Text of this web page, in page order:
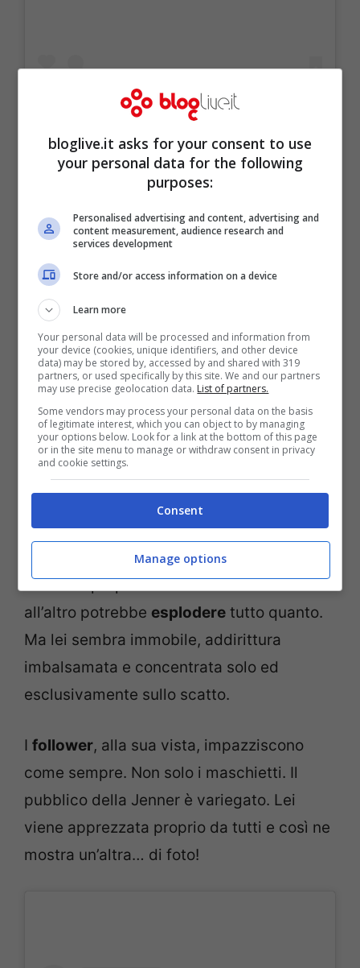
Un post condiviso da Kylie 🤍 (@kyliejenner)
Si getta in piscina, ma non si bagna i
capelli. Prima c’è sempre tempo per uno
scatto da regalare ai propri follower. Kylie
che praticamente non
contiene proprio nulla. Da un momento
all’altro potrebbe esplodere tutto quanto.
Ma lei sembra immobile, addirittura
imbalsamata e concentrata solo ed
esclusivamente sullo scatto.
I follower, alla sua vista, impazziscono
come sempre. Non solo i maschietti. Il
pubblico della Jenner è variegato. Lei
viene apprezzata proprio da tutti e così ne
mostra un’altra… di foto!
bloglive.it asks for your consent to use
your personal data for the following
purposes:
Personalised advertising and content, advertising and
content measurement, audience research and
services development
Store and/or access information on a device
Learn more
Your personal data will be processed and information from
your device (cookies, unique identifiers, and other device
data) may be stored by, accessed by and shared with 319
partners, or used specifically by this site. We and our partners
may use precise geolocation data. List of partners.
Some vendors may process your personal data on the basis
of legitimate interest, which you can object to by managing
your options below. Look for a link at the bottom of this page
or in the site menu to manage or withdraw consent in privacy
and cookie settings.
Consent
Manage options